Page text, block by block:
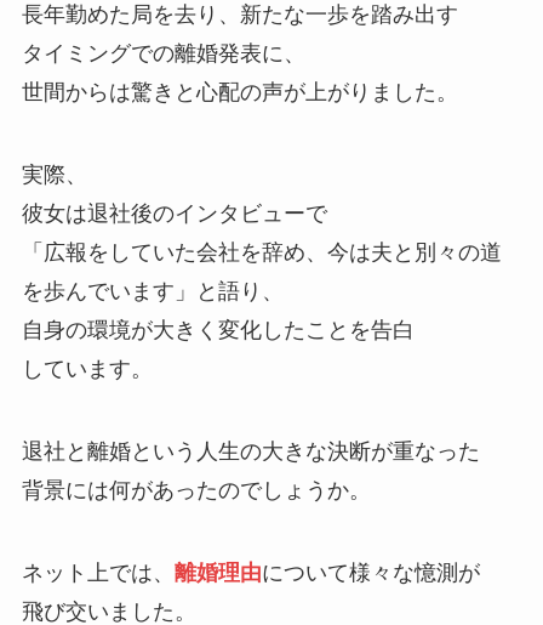
長年勤めた局を去り、新たな一歩を踏み出す
タイミングでの離婚発表に、
世間からは驚きと心配の声が上がりました。
実際、
彼女は退社後のインタビューで
「広報をしていた会社を辞め、今は夫と別々の道
を歩んでいます」と語り、
自身の環境が大きく変化したことを告白
しています。
退社と離婚という人生の大きな決断が重なった
背景には何があったのでしょうか。
ネット上では、 離婚理由について様々な憶測が
飛び交いました。